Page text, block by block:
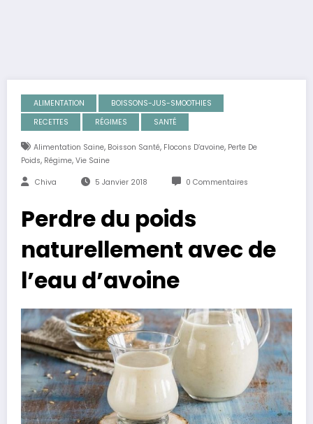
ALIMENTATION
BOISSONS-JUS-SMOOTHIES
RECETTES
RÉGIMES SANTÉ
Alimentation Saine, Boisson Santé, Flocons D’avoine, Perte De
Poids, Régime, Vie Saine
Chiva 5 Janvier 2018 0 Commentaires
Perdre du poids
naturellement avec de
l’eau d’avoine